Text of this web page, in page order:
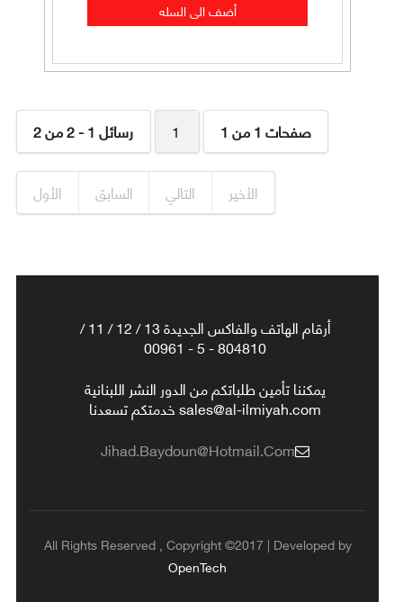
رسائل 1 - 2 من 2 1 صفحات 1 من 1
الأول السابق التالي الأخير
أرقام الهاتف والفاكس الجديدة 13 / 12 / 11 /
804810 - 5 - 00961
يمكننا تأمين طلباتكم من الدور النشر اللبنانية
sales@al-ilmiyah.com خدمتكم تسعدنا
Jihad.baydoun@hotmail.com
All Rights Reserved , Copyright ©2017 | Developed by
OpenTech